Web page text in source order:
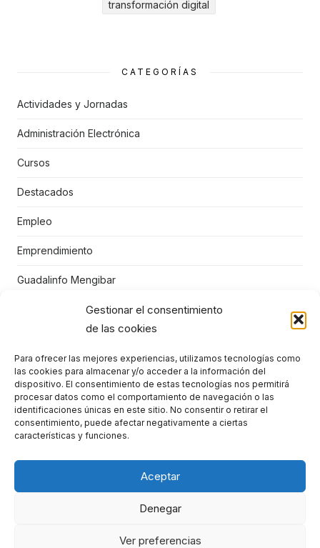
Gestionar el consentimiento
de las cookies
Para ofrecer las mejores experiencias, utilizamos tecnologías como
las cookies para almacenar y/o acceder a la información del
dispositivo. El consentimiento de estas tecnologías nos permitirá
procesar datos como el comportamiento de navegación o las
identificaciones únicas en este sitio. No consentir o retirar el
consentimiento, puede afectar negativamente a ciertas
características y funciones.
Aceptar
Denegar
Ver preferencias
transformación digital
CATEGORÍAS
Actividades y Jornadas
Administración Electrónica
Cursos
Destacados
Empleo
Emprendimiento
Guadalinfo Mengibar
Juegos educativos
Niños
Punto Vuela Mengíbar
STEM